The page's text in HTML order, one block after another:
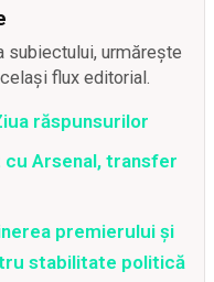
subiectului, urmărește
flux editorial.
răspunsurilor
cu Arsenal, transfer
premierului și
stabilitate politică